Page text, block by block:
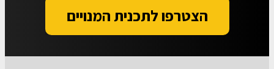
הצטרפו לתכנית המנויים